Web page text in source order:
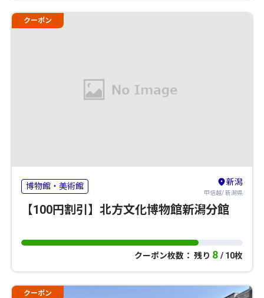
クーポン
博物館・美術館 新潟
甲信越/ 新潟県
【100円割引】北方文化博物館新潟分館
クーポン枚数： 残り 8 / 10枚
クーポン